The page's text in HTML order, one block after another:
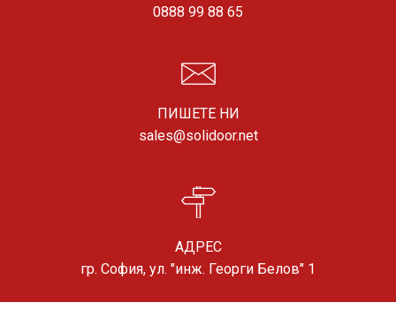
0888 99 88 65
ПИШЕТЕ НИ
sales@solidoor.net
АДРЕС
гр. София, ул. "инж. Георги Белов" 1